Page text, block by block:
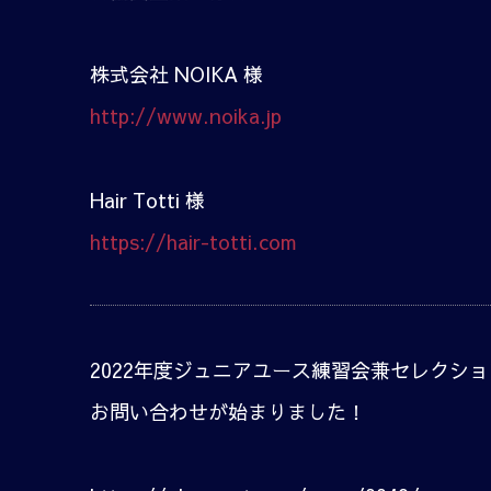
株式会社 NOIKA 様
http://www.noika.jp
Hair Totti 様
https://hair-totti.com
2022年度ジュニアユース練習会兼セレクショ
お問い合わせが始まりました！